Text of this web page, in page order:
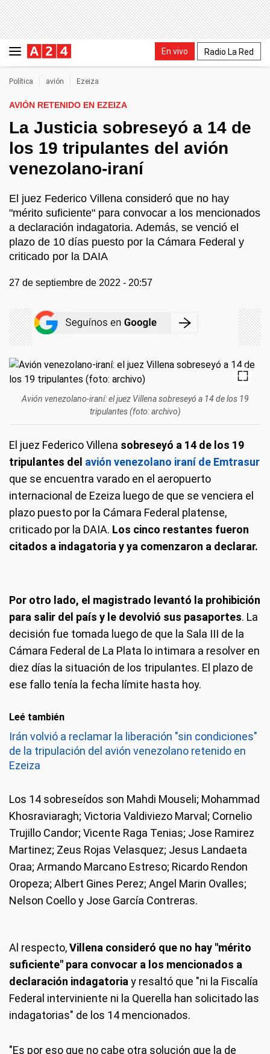
En vivo Radio La Red
Política avión Ezeiza
AVIÓN RETENIDO EN EZEIZA
La Justicia sobreseyó a 14 de
los 19 tripulantes del avión
venezolano-iraní
El juez Federico Villena consideró que no hay
"mérito suficiente" para convocar a los mencionados
a declaración indagatoria. Además, se venció el
plazo de 10 días puesto por la Cámara Federal y
criticado por la DAIA
27 de septiembre de 2022 - 20:57
Avión venezolano-iraní: el juez Villena sobreseyó a 14 de los 19
tripulantes (foto: archivo)
El juez Federico Villena sobreseyó a 14 de los 19
tripulantes del avión venezolano iraní de Emtrasur
que se encuentra varado en el aeropuerto
internacional de Ezeiza luego de que se venciera el
plazo puesto por la Cámara Federal platense,
criticado por la DAIA. Los cinco restantes fueron
citados a indagatoria y ya comenzaron a declarar.
Por otro lado, el magistrado levantó la prohibición
para salir del país y le devolvió sus pasaportes. La
decisión fue tomada luego de que la Sala III de la
Cámara Federal de La Plata lo intimara a resolver en
diez días la situación de los tripulantes. El plazo de
ese fallo tenía la fecha límite hasta hoy.
Leé también
Irán volvió a reclamar la liberación "sin condiciones"
de la tripulación del avión venezolano retenido en
Ezeiza
Los 14 sobreseídos son Mahdi Mouseli; Mohammad
Khosraviaragh; Victoria Valdiviezo Marval; Cornelio
Trujillo Candor; Vicente Raga Tenias; Jose Ramirez
Martinez; Zeus Rojas Velasquez; Jesus Landaeta
Oraa; Armando Marcano Estreso; Ricardo Rendon
Oropeza; Albert Gines Perez; Angel Marin Ovalles;
Nelson Coello y Jose García Contreras.
Al respecto,Villena consideró que no hay "mérito
suficiente" para convocar a los mencionados a
declaración indagatoria y resaltó que "ni la Fiscalía
Federal interviniente ni la Querella han solicitado las
indagatorias" de los 14 mencionados.
"Es por eso que no cabe otra solución que la de